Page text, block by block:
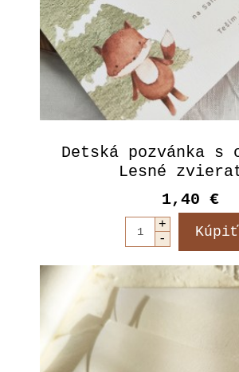
Detská pozvánka s
Lesné
1,40 €